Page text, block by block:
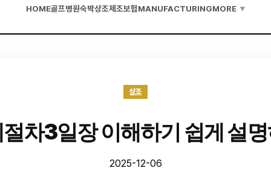
HOME골프병원숙박상조제조보험MANUFACTURINGMORE ▼
상조
차3일장 이해하기 쉽게 설
2025-12-06